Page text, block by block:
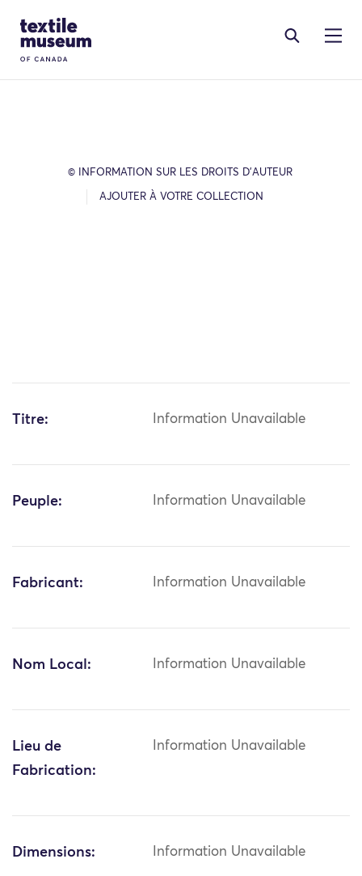
Site Logo
© INFORMATION SUR LES DROITS D’AUTEUR
AJOUTER À VOTRE COLLECTION
Titre: Information Unavailable
Peuple: Information Unavailable
Fabricant: Information Unavailable
Nom Local: Information Unavailable
Lieu de
Fabrication:
Information Unavailable
Dimensions: Information Unavailable